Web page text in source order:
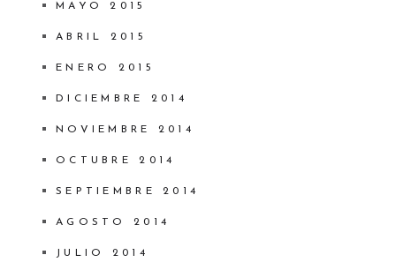
MAYO 2015
ABRIL 2015
ENERO 2015
DICIEMBRE 2014
NOVIEMBRE 2014
OCTUBRE 2014
SEPTIEMBRE 2014
AGOSTO 2014
JULIO 2014